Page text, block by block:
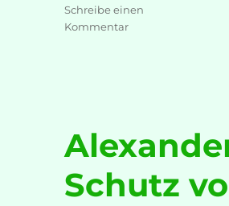
Schreibe einen
Kommentarzu
Schutz